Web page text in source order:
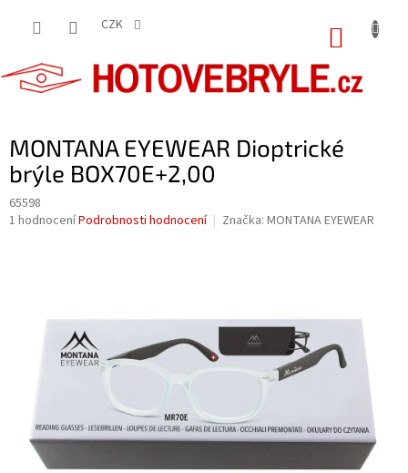
CZK
MONTANA EYEWEAR Dioptrické
brýle BOX70E+2,00
65598
Průměrné
hvězdiček.
1 hodnoceníPodrobnosti hodnocení Značka: MONTANA EYEWEAR